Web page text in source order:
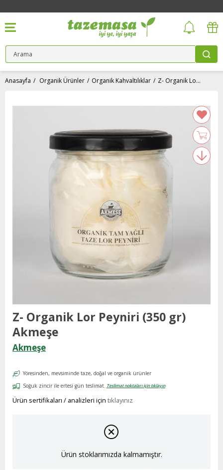
Anasayfa Organik Ürünler Organik Kahvaltılıklar Z- Organik Lor Peyniri (350 gr) Akmeşe
Z- Organik Lor Peyniri (350 gr)
Akmeşe
Akmeşe
Yöresinden, mevsiminde taze, doğal ve organik ürünler
Soğuk zincir ile ertesi gün teslimat. Teslimat noktaları için tıklayın
Ürün sertifikaları / analizleri için tıklayınız
Ürün stoklarımızda kalmamıştır.